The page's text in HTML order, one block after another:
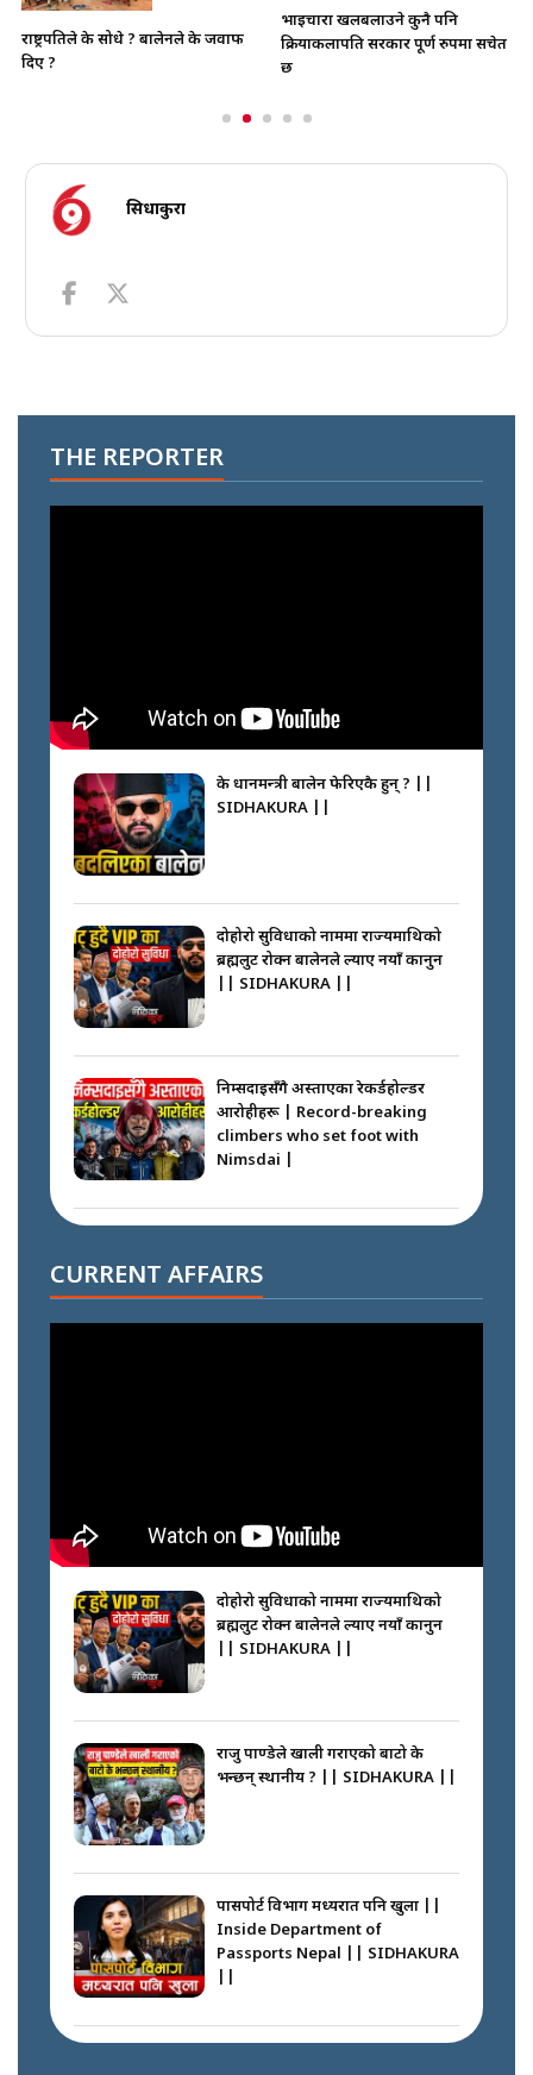
राष्ट्रपतिले के सोधे ? बालेनले के जवाफ
दिए ?
भाइचारा खलबलाउने कुनै पनि
क्रियाकलापप्रति सरकार पूर्ण रुपमा सचेत
छ
सिधाकुरा
THE REPORTER
के प्रधानमन्त्री बालेन फेरिएकै हुन् ? ||
SIDHAKURA ||
दोहोरो सुविधाको नाममा राज्यमाथिको
ब्रह्मलुट रोक्न बालेनले ल्याए नयाँ कानुन
|| SIDHAKURA ||
निम्सदाइसँगै अस्ताएका रेकर्डहोल्डर
आरोहीहरू | Record-breaking
climbers who set foot with
Nimsdai |
अपराध श्रृङ्खला || SIDHAKURA ||
नेपालीलाई भरिया मात्र देख्ने दृष्टिकोण
बदलेका ‘निम्स दाई’ || SIDHAKURA
||
आगो निभाउने कि तेल थप्ने ? WHATS
HAPPENING IN MADHESH ? ||
भयो ? के के भयो ? || SUNSARI
CASE || SIDHAKURA || THE
REPORTER ||
प्रहरी ? Police repeatedly fail to
CURRENT AFFAIRS
दोहोरो सुविधाको नाममा राज्यमाथिको
ब्रह्मलुट रोक्न बालेनले ल्याए नयाँ कानुन
|| SIDHAKURA ||
राजु पाण्डेले खाली गराएको बाटो के
भन्छन् स्थानीय ? || SIDHAKURA ||
पासपोर्ट विभाग मध्यरात पनि खुला ||
Inside Department of
Passports Nepal || SIDHAKURA